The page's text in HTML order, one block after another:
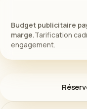
Budget publicitaire
marge.Tarification
engagement.